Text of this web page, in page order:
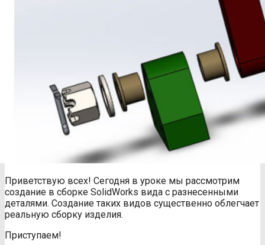
Приветствую всех! Сегодня в уроке мы рассмотрим
создание в сборке SolidWorks вида с разнесенными
деталями. Создание таких видов существенно облегчает
реальную сборку изделия.
Приступаем!